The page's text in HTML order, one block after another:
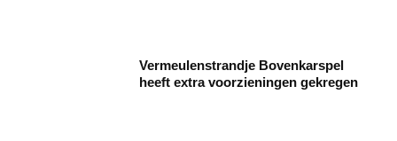
Vermeulenstrandje Bovenkarspel
heeft extra voorzieningen gekregen